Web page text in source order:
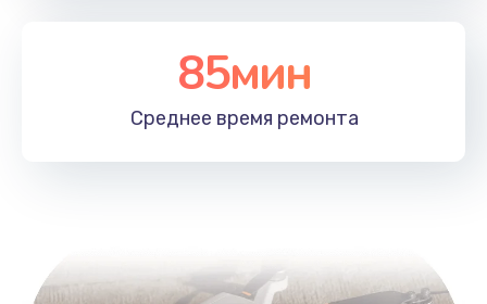
85мин
Среднее время ремонта